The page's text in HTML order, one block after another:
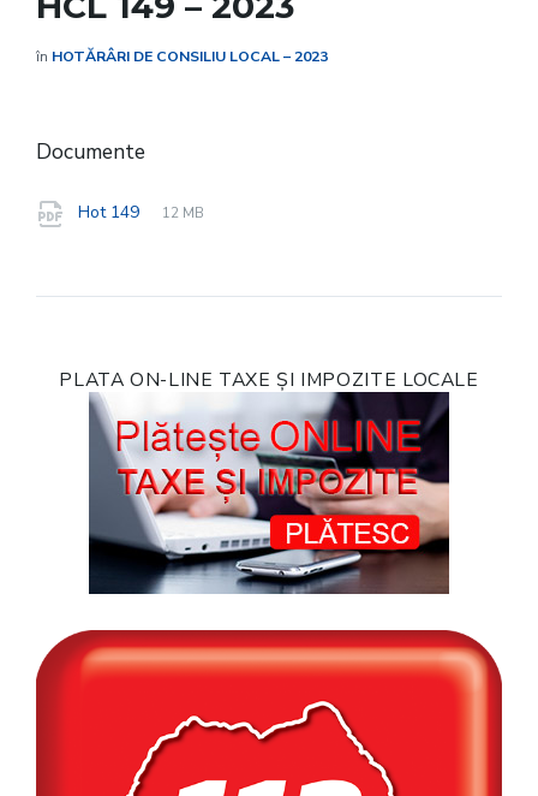
în HOTĂRÂRI DE CONSILIU LOCAL – 2023
Documente
Hot 149
File
pdf
File
12 MB
PLATA ON-LINE TAXE ȘI IMPOZITE LOCALE